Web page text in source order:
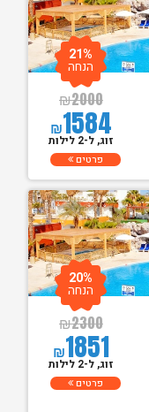
₪2000
₪1584
21%
הנחה
זוג, ל-2 לילות
פרטים
₪2300
₪1851
20%
הנחה
זוג, ל-2 לילות
פרטים